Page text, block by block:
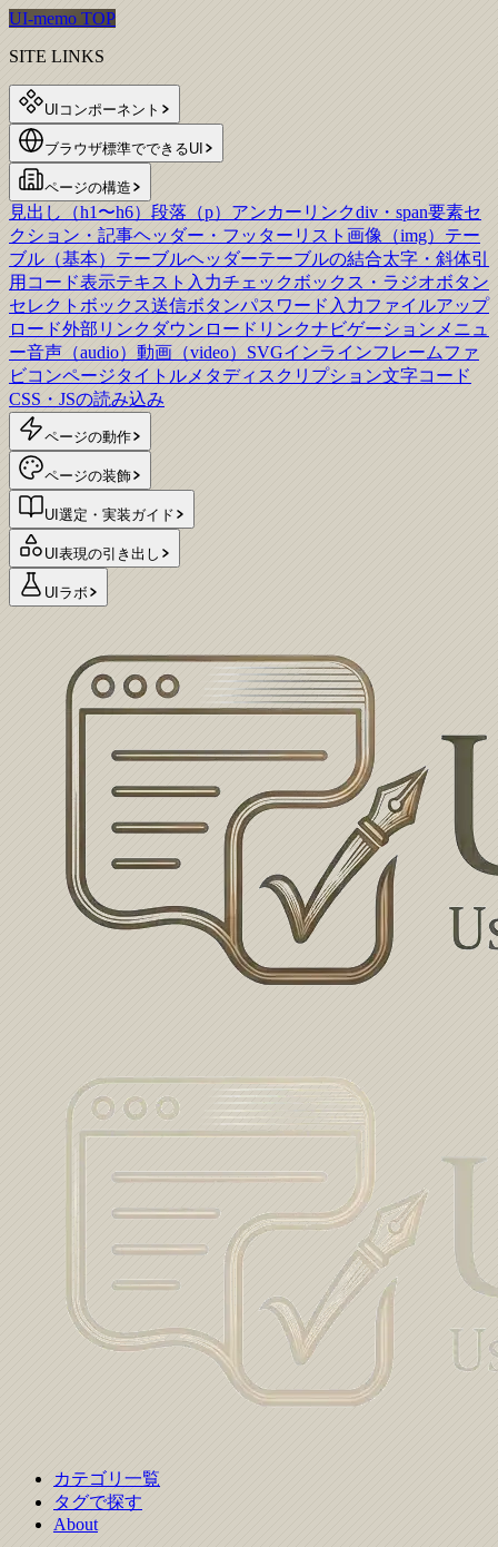
UI-memo TOP
SITE LINKS
UIコンポーネント
ブラウザ標準でできるUI
ページの構造
見出し（h1〜h6） 段落（p） アンカーリンクdiv・span要素セ
クション・記事ヘッダー・フッター リスト 画像（img） テー
ブル（基本） テーブルヘッダーテーブルの結合太字・斜体引
用 コード表示テキスト入力チェックボックス・ラジオボタン
セレクトボックス送信ボタンパスワード入力ファイルアップ
ロード外部リンク ダウンロードリンクナビゲーションメニュ
ー音声（audio） 動画（video） SVGインラインフレームファ
ビコンページタイトル メタディスクリプション文字コード
CSS・JSの読み込み
ページの動作
ページの装飾
UI選定・実装ガイド
UI表現の引き出し
UIラボ
カテゴリ一覧
タグで探す
About